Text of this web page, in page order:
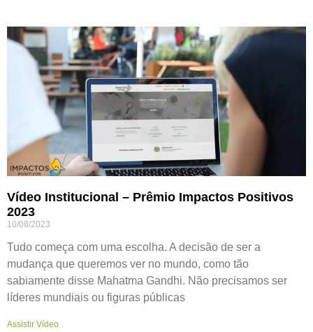
Vídeo Institucional – Prêmio Impactos Positivos
2023
10/08/2023
Tudo começa com uma escolha. A decisão de ser a
mudança que queremos ver no mundo, como tão
sabiamente disse Mahatma Gandhi. Não precisamos ser
líderes mundiais ou figuras públicas
Assistir Vídeo